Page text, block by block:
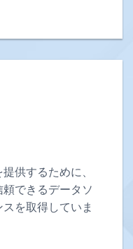
供するために、
できるデータソ
を取得していま